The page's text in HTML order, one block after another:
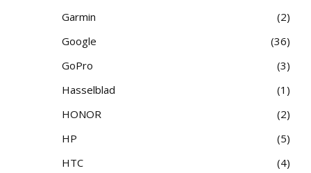
Garmin
2
Google
36
GoPro
3
Hasselblad
1
HONOR
2
HP
5
HTC
4